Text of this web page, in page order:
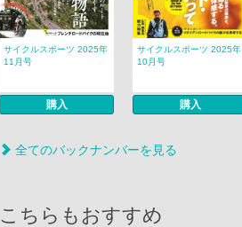
サイクルスポーツ 2025年
11月号
購入
サイクルスポーツ 2025年
10月号
購入
全てのバックナンバーを見る
こちらもおすすめ